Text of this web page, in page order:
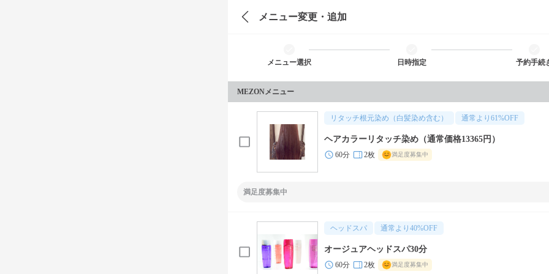
メニュー変更・追加
メニュー選択 日時指定 予約手続
MEZONメニュー
リタッチ根元染め（白髪染め含む） 通常より 61%OFF
ヘアカラーリタッチ染め（通常価格13365円）
60分 2枚 満足度募集中
満足度募集中
ヘッドスパ 通常より 40%OFF
オージュアヘッドスパ30分
60分 2枚 満足度募集中